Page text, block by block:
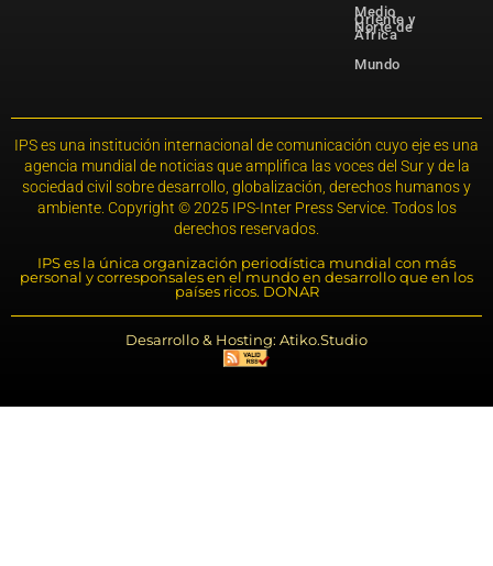
Medio
Oriente y
Norte de
África
Mundo
IPS es una institución internacional de comunicación cuyo eje es una
agencia mundial de noticias que amplifica las voces del Sur y de la
sociedad civil sobre desarrollo, globalización, derechos humanos y
ambiente. Copyright © 2025 IPS-Inter Press Service. Todos los
derechos reservados.
IPS es la única organización periodística mundial con más
personal y corresponsales en el mundo en desarrollo que en los
países ricos. DONAR
Desarrollo & Hosting: Atiko.Studio